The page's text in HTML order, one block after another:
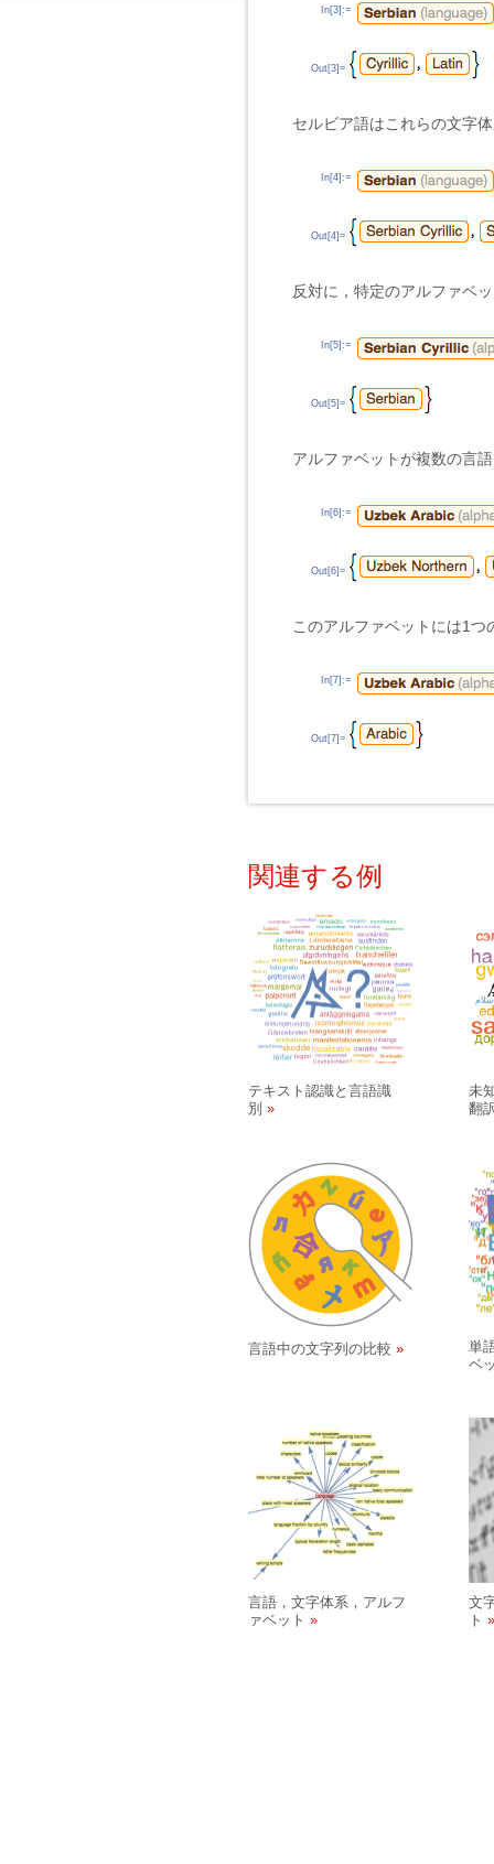
In[3]:=
Out[3]=
セルビア語はこれらの文字
In[4]:=
Out[4]=
反対に，特定のアルファベ
In[5]:=
Out[5]=
アルファベットが複数の言
In[6]:=
Out[6]=
このアルファベットには1つ
In[7]:=
Out[7]=
関連する例
テキスト認識と言語識
別
未
翻
言語中の文字列の比較
単
ベ
言語，文字体系，アルフ
ァベット
文
ト